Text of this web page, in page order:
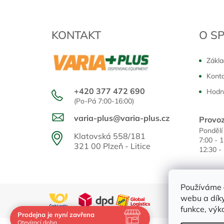
webu a
funkce,
KONTAKT
+420 377 472 690
(Po-Pá 7:00-16:00)
varia-plus@varia-plus.cz
Klatovská 558/181
321 00 Plzeň - Litice
O
7:00 -
12:30 -
Prodejna je nyní zavřena
Otevírací dobaNavštivte nás osobně